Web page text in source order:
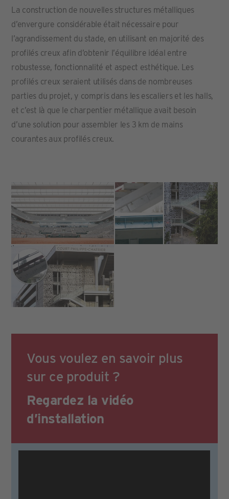
La construction de nouvelles structures métalliques
d’envergure considérable était nécessaire pour
l’agrandissement du stade, en utilisant en majorité des
profilés creux afin d’obtenir l’équilibre idéal entre
robustesse, fonctionnalité et aspect esthétique. Les
profilés creux seraient utilisés dans de nombreuses
parties du projet, y compris dans les escaliers et les halls,
et c’est là que le charpentier métallique avait besoin
d’une solution pour assembler les 3 km de mains
courantes aux profilés creux.
Vous voulez en savoir plus
sur ce produit ?
Regardez la vidéo
d’installation